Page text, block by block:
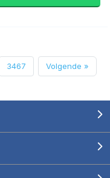
3467 Volgende »